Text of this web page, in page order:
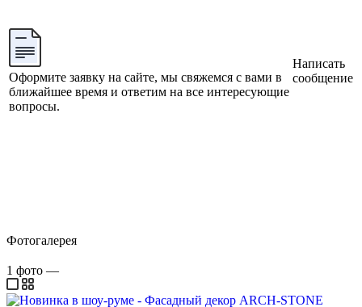
Оформите заявку на сайте, мы свяжемся с вами в
ближайшее время и ответим на все интересующие
вопросы.
Написать
сообщение
Фотогалерея
1 фото —